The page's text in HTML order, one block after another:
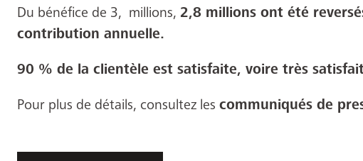
Du bénéfice de 3, millions, 2,8 millions ont été
contribution annuelle.
90 % de la clientèle est satisfaite, voire très
Pour plus de détails, consultez les communiqués de